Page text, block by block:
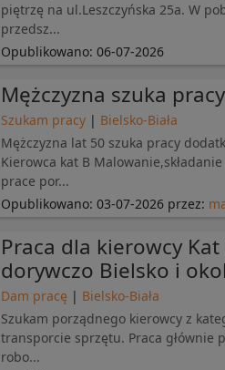
piętrzę na ul.Leszczyńska 25a. W
przedsz...
Opublikowano:06-07-2026
Mężczyzna szuka pracy
Szukam pracy | Bielsko-Biała
Mężczyzna lat 50 szuka pracy
Kierowca kat B
prace por...
Opublikowano:03-07-2026 przez:
Praca dla kierowcy
dorywczo Bielsko i
Dam pracę | Bielsko-Biała
Szukam porządnego kierowcy z
transporcie sprzętu. Praca głównie
robo...